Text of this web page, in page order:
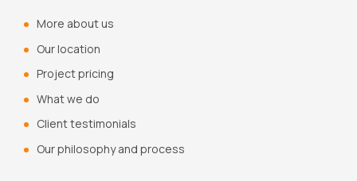
More about us
Our location
Project pricing
What we do
Client testimonials
Our philosophy and process